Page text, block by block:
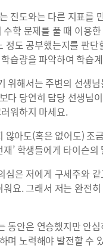
진도와는 다른 지표를
학 문제를 풀 때 이용
정도 공부했는지를 판
습량을 파악하여 학습
위해서는 주변의 선생
다 당연히 담당 선생님
워하지 마세요.
않아도(혹은 없어도) 조
’ 학생들에게 타이슨의
심은 저에게 구세주와
요. 그래서 저는 완전
동안은 연승했지만 안
며 노력해야 발전할 수